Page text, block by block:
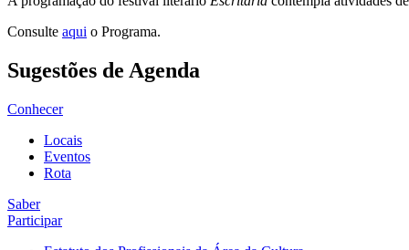
Consulte aqui o Programa.
Sugestões de Agenda
Conhecer
Locais
Eventos
Rota
Saber
Participar